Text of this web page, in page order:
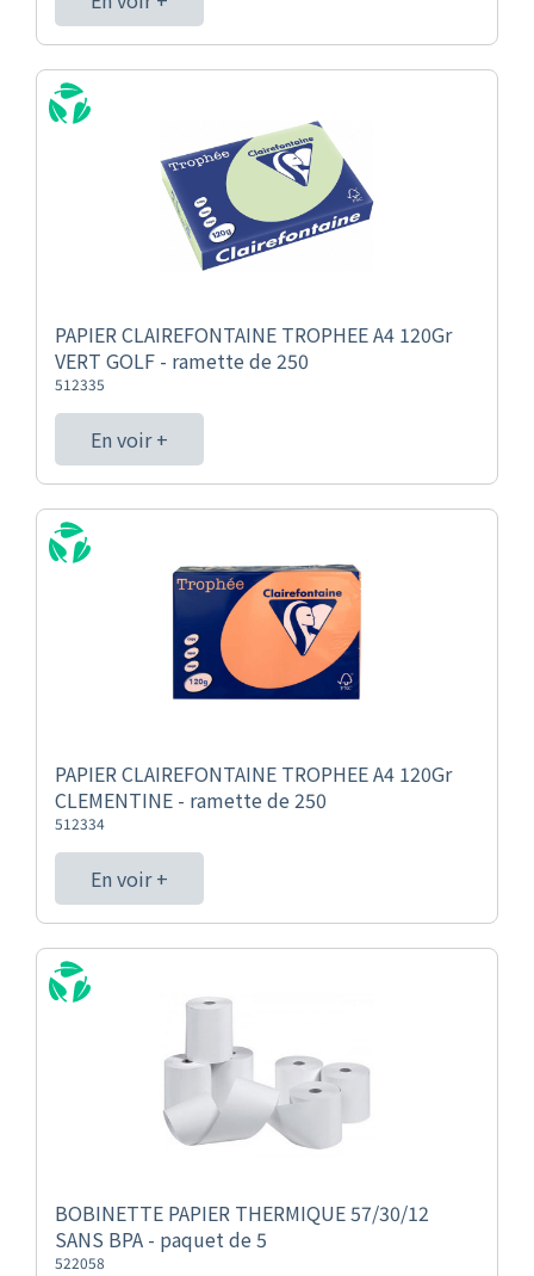
PAPIER CLAIREFONTAINE TROPHEE A4 120Gr
VERT GOLF - ramette de 250
512335
En voir +
PAPIER CLAIREFONTAINE TROPHEE A4 120Gr
CLEMENTINE - ramette de 250
512334
En voir +
BOBINETTE PAPIER THERMIQUE 57/30/12
SANS BPA - paquet de 5
522058